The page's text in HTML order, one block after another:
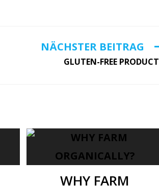
NÄCHSTER BEITRAG
GLUTEN-FREE
WHY FARM